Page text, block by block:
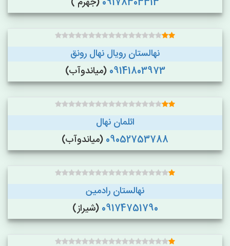
نهالستان رویال نهال رونق
09141803973 (میاندوآب)
ائلمان نهال
09052753788 (میاندوآب)
نهالستان رادمین
09174751790 (شیراز)